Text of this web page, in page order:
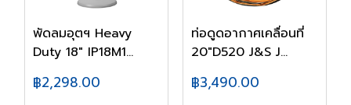
พัดลมอุตฯ Heavy
Duty 18" IP18M1
฿2,298.00
ท่อดูดอากาศเคลื่อนที่
20"D520 J&S J...
฿3,490.00